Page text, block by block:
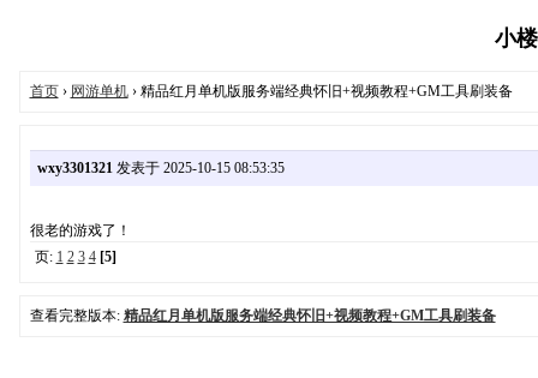
小
首页› 网游单机› 精品红月单机版服务端经典怀旧+视频教程+GM工具刷装备
wxy3301321发表于 2025-10-15 08:53:35
很老的游戏了！
页: 1 2 3 4 [5]
查看完整版本: 精品红月单机版服务端经典怀旧+视频教程+GM工具刷装备